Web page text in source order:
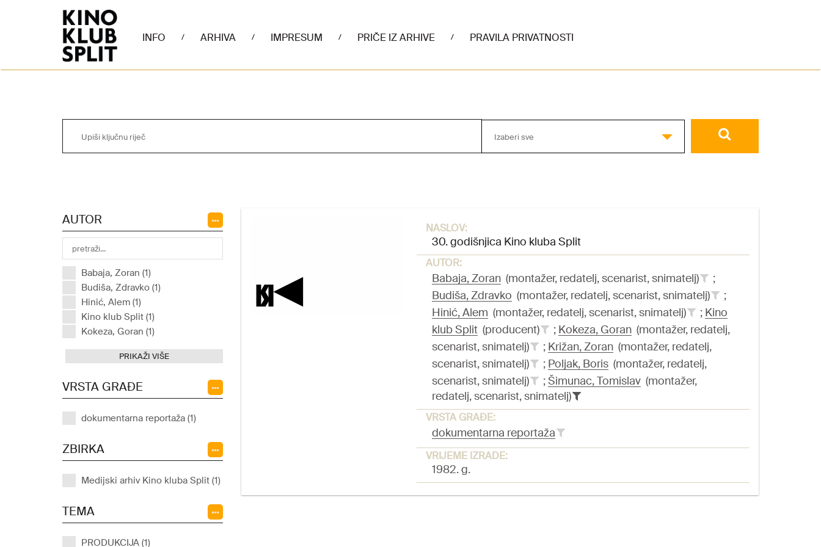
INFO / ARHIVA / IMPRESUM / PRIČE IZ ARHIVE / PRAVILA PRIVATNOSTI
Izaberi sve
AUTOR
Babaja, Zoran (1)
Budiša, Zdravko (1)
Hinić, Alem (1)
Kino klub Split (1)
Kokeza, Goran (1)
PRIKAŽI VIŠE
VRSTA GRAĐE
dokumentarna reportaža (1)
ZBIRKA
Medijski arhiv Kino kluba Split (1)
TEMA
PRODUKCIJA (1)
NASLOV:
30. godišnjica Kino kluba Split
AUTOR:
Babaja, Zoran(montažer, redatelj, scenarist, snimatelj)
;
Budiša, Zdravko (montažer, redatelj, scenarist, snimatelj)
;
Hinić, Alem (montažer, redatelj, scenarist, snimatelj) ; Kino
klub Split(producent) ; Kokeza, Goran(montažer, redatelj,
scenarist, snimatelj)
; Križan, Zoran(montažer, redatelj,
scenarist, snimatelj)
; Poljak, Boris(montažer, redatelj,
scenarist, snimatelj)
;Šimunac, Tomislav(montažer,
redatelj, scenarist, snimatelj)
VRSTA GRAĐE:
dokumentarna reportaža
VRIJEME IZRADE:
1982. g.